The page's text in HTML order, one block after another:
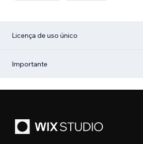
Licença de uso único
Importante